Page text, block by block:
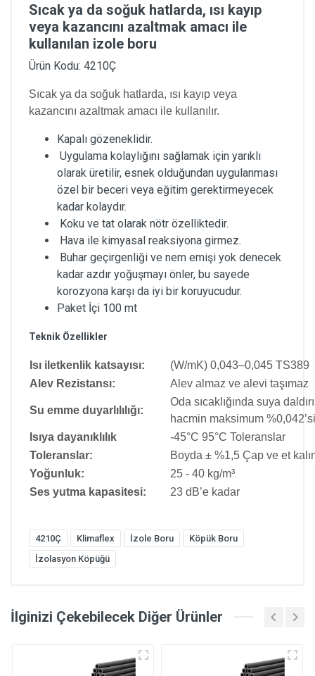
Sıcak ya da soğuk hatlarda, ısı kayıp
veya kazancını azaltmak amacı ile
kullanılan izole boru
Ürün Kodu: 4210Ç
Sıcak ya da soğuk hatlarda, ısı kayıp veya
kazancını azaltmak amacı ile kullanılır.
Kapalı gözeneklidir.
Uygulama kolaylığını sağlamak için yarıklı
olarak üretilir, esnek olduğundan uygulanması
özel bir beceri veya eğitim gerektirmeyecek
kadar kolaydır.
Koku ve tat olarak nötr özelliktedir.
Hava ile kimyasal reaksiyona girmez.
Buhar geçirgenliği ve nem emişi yok denecek
kadar azdır yoğuşmayı önler, bu sayede
korozyona karşı da iyi bir koruyucudur.
Paket İçi 100 mt
Teknik Özellikler
Isı iletkenlik katsayısı:
(W/mK) 0,043–0,045 TS389
Alev Rezistansı:
Alev almaz ve alevi taşımaz
Su emme duyarlılılığı:
Oda sıcaklığında suya
hacmin maksimum
Isıya dayanıklılık
-45°C 95°C Toleranslar
Toleranslar:
Boyda ± %1,5 Çap ve et
Yoğunluk:
25 - 40 kg/m³
Ses yutma kapasitesi:
23 dB’e kadar
4210Ç Klimaflex İzole Boru
Köpük Boru
İzolasyon Köpüğü
İlginizi Çekebilecek Diğer Ürünler